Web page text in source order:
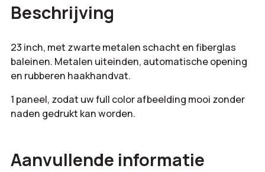
totaal:
Beschrijving
23 inch, met zwarte metalen schacht en fiberglas
baleinen. Metalen uiteinden, automatische opening
en rubberen haakhandvat.
1 paneel, zodat uw full color afbeelding mooi zonder
naden gedrukt kan worden.
Aanvullende informatie